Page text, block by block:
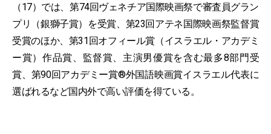
（17）では、第74回ヴェネチア国際映画祭で審査員グラン
プリ（銀獅子賞）を受賞、第23回アテネ国際映画祭監督賞
受賞のほか、第31回オフィール賞（イスラエル・アカデミ
ー賞）作品賞、監督賞、主演男優賞を含む最多8部門受
賞、第90回アカデミー賞®外国語映画賞イスラエル代表に
選ばれるなど国内外で高い評価を得ている。